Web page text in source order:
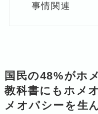
事情関連
国民の48%がホ
教科書にもホメ
メオパシーを生